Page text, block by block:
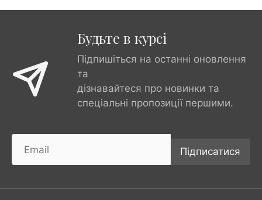
Будьте в курсі
Підпишіться на останні оновлення
та
дізнавайтеся про новинки та
спеціальні пропозиції першими.
Підписатися